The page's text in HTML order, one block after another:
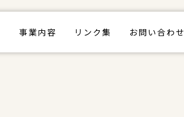
事業内容 リンク集 お問い合わせ